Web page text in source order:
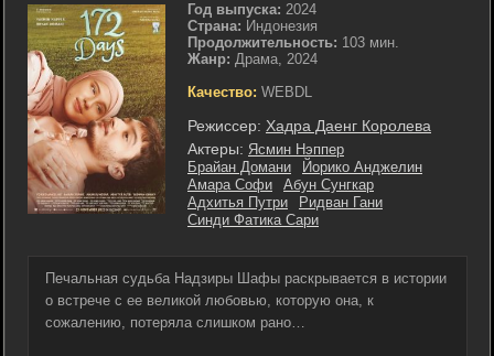
Год выпуска: 2024
Страна: Индонезия
Продолжительность: 103 мин.
Жанр: Драма, 2024
Качество: WEBDL
Режиссер: Хадра Даенг Королева
Актеры: Ясмин Нэппер
Брайан Домани
Йорико Анджелин
Амара Софи
Абун Сунгкар
Адхитья Путри
Ридван Гани
Синди Фатика Сари
Печальная судьба Надзиры Шафы раскрывается в истории
о встрече с ее великой любовью, которую она, к
сожалению, потеряла слишком рано…